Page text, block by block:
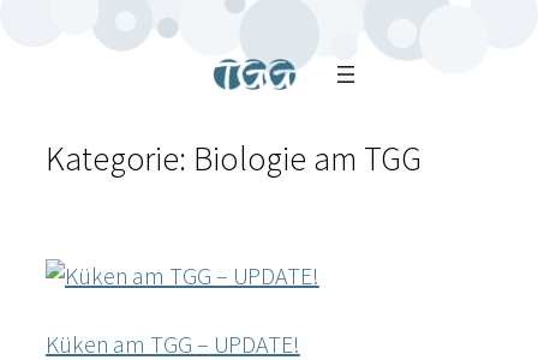
Kategorie: Biologie am TGG
Küken am TGG – UPDATE!